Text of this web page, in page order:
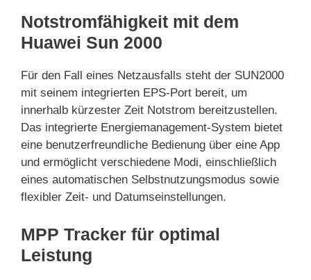
Notstromfähigkeit mit dem
Huawei Sun 2000
Für den Fall eines Netzausfalls steht der SUN2000
mit seinem integrierten EPS-Port bereit, um
innerhalb kürzester Zeit Notstrom bereitzustellen.
Das integrierte Energiemanagement-System bietet
eine benutzerfreundliche Bedienung über eine App
und ermöglicht verschiedene Modi, einschließlich
eines automatischen Selbstnutzungsmodus sowie
flexibler Zeit- und Datumseinstellungen.
MPP Tracker für optimal
Leistung